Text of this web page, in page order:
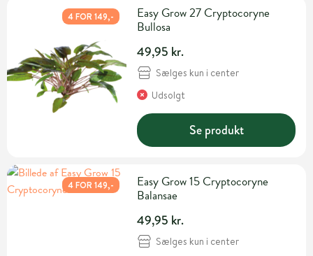
4 FOR 149,-
Easy Grow 27 Cryptocoryne
Bullosa
49,95 kr.
Sælges kun i center
Udsolgt
Se produkt
4 FOR 149,-
Easy Grow 15 Cryptocoryne
Balansae
49,95 kr.
Sælges kun i center